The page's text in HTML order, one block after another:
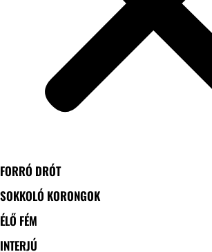
FORRÓ DRÓT
SOKKOLÓ KORONGOK
ÉLŐ FÉM
INTERJÚ